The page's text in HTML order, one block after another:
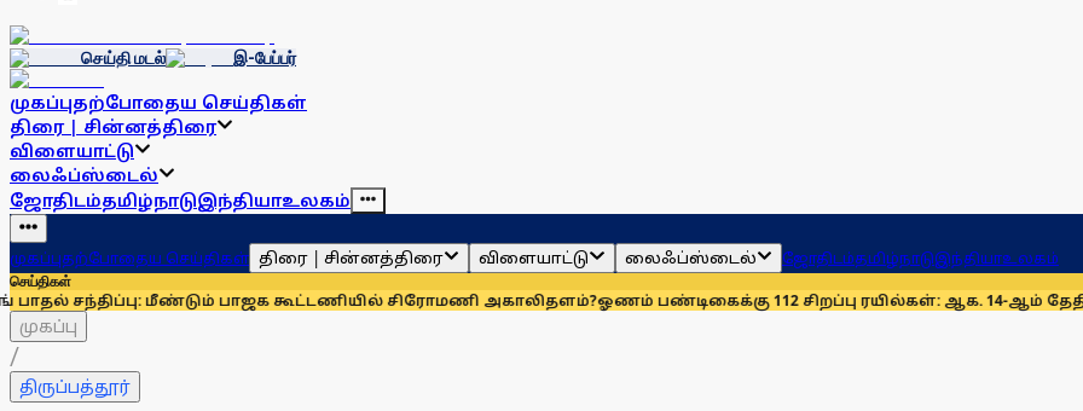
செய்தி மடல் இ-பேப்பர்
முகப்புதற்போதைய செய்திகள்
திரை | சின்னத்திரை
விளையாட்டு
லைஃப்ஸ்டைல்
ஜோதிடம்தமிழ்நாடுஇந்தியாஉலகம்
முகப்புதற்போதைய செய்திகள் திரை | சின்னத்திரை விளையாட்டு லைஃப்ஸ்டைல் ஜோதிடம்தமிழ்நாடுஇந்தியாஉலகம்
செய்திகள்
மீண்டும் பாஜக கூட்டணியில் சிரோமணி அகாலிதளம்?ஓணம் பண்டிகைக்கு 112 சிறப்பு ரயில்கள்: ஆக. 14-ஆம் தேதிமுதல்
முகப்பு
/
திருப்பத்தூர்